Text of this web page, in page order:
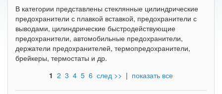
В категории представлены стеклянные цилиндрические
предохранители с плавкой вставкой, предохранители с
выводами, цилиндрические быстродействующие
предохранители, автомобильные предохранители,
держатели предохранителей, термопредохранители,
брейкеры, термостаты и др.
1 2 3 4 5 6 след >> | показать все